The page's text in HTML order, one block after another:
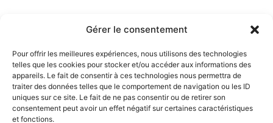
Gérer le consentement
Pour offrir les meilleures expériences, nous utilisons des technologies
telles que les cookies pour stocker et/ou accéder aux informations des
appareils. Le fait de consentir à ces technologies nous permettra de
traiter des données telles que le comportement de navigation ou les ID
uniques sur ce site. Le fait de ne pas consentir ou de retirer son
consentement peut avoir un effet négatif sur certaines caractéristiques
et fonctions.